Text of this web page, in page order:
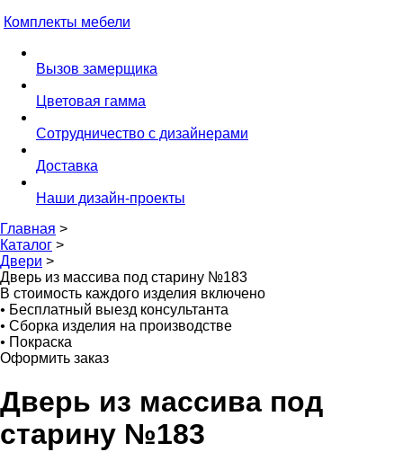
Комплекты мебели
Вызов замерщика
Цветовая гамма
Сотрудничество с дизайнерами
Доставка
Наши дизайн-проекты
Главная >
Каталог >
Двери >
Дверь из массива под старину №183
В стоимость каждого изделия включено
• Бесплатный выезд консультанта
• Сборка изделия на производстве
• Покраска
Оформить заказ
Дверь из массива под
старину №183